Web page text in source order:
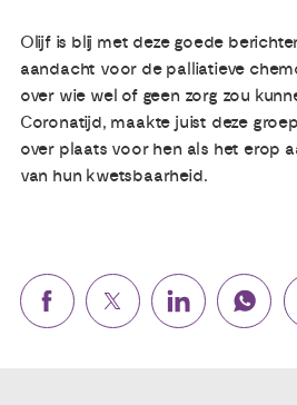
Olijf is blij met deze goede
aandacht voor de palliatieve
over wie wel of geen zorg zou
Coronatijd, maakte juist deze
over plaats voor hen als het erop
van hun kwetsbaarheid.